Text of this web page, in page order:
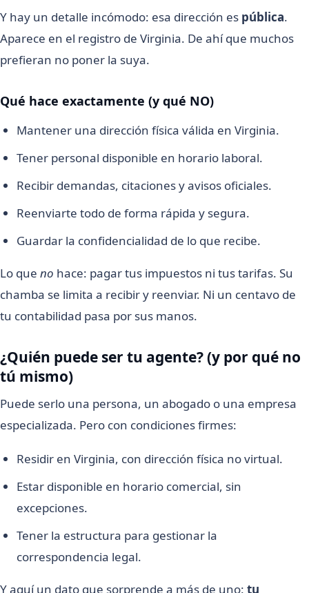
Y hay un detalle incómodo: esa dirección es pública.
Aparece en el registro de Virginia. De ahí que muchos
prefieran no poner la suya.
Qué hace exactamente (y qué NO)
Mantener una dirección física válida en Virginia.
Tener personal disponible en horario laboral.
Recibir demandas, citaciones y avisos oficiales.
Reenviarte todo de forma rápida y segura.
Guardar la confidencialidad de lo que recibe.
Lo que no hace: pagar tus impuestos ni tus tarifas. Su
chamba se limita a recibir y reenviar. Ni un centavo de
tu contabilidad pasa por sus manos.
¿Quién puede ser tu agente? (y por qué no
tú mismo)
Puede serlo una persona, un abogado o una empresa
especializada. Pero con condiciones firmes:
Residir en Virginia, con dirección física no virtual.
Estar disponible en horario comercial, sin
excepciones.
Tener la estructura para gestionar la
correspondencia legal.
Y aquí un dato que sorprende a más de uno: tu